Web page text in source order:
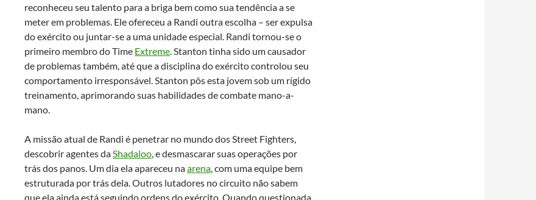
reconheceu seu talento para a briga bem como sua tendência a se
meter em problemas. Ele ofereceu a Randi outra escolha – ser expulsa
do exército ou juntar-se a uma unidade especial. Randi tornou-se o
primeiro membro do Time Extreme. Stanton tinha sido um causador
de problemas também, até que a disciplina do exército controlou seu
comportamento irresponsável. Stanton pôs esta jovem sob um rígido
treinamento, aprimorando suas habilidades de combate mano-a-
mano.
A missão atual de Randi é penetrar no mundo dos Street Fighters,
descobrir agentes daShadaloo, e desmascarar suas operações por
trás dos panos. Um dia ela apareceu naarena, com uma equipe bem
estruturada por trás dela. Outros lutadores no circuito não sabem
que ela ainda está seguindo ordens do exército. Quando questionada,